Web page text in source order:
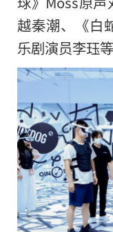
越秦潮、《白
乐剧演员李珏